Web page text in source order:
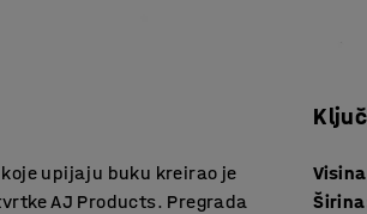
upijaju buku kreirao je
AJ Products. Pregrada
Visina
Širina